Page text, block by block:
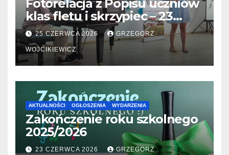
Fotorelacja z Popisu uczniów
klas fletu i skrzypiec – 23
06.2026
25 CZERWCA 2026 GRZEGORZ
WOJCIKIEWICZ
AKTUALNOŚCI OGŁOSZENIA WYDARZENIA
Zakończenie roku szkolnego
2025/2026
23 CZERWCA 2026 GRZEGORZ